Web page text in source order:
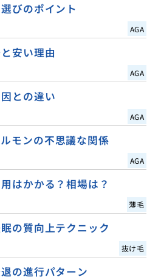
びのポイント
AGA
安い理由
AGA
との違い
AGA
モンの不思議な関係
AGA
はかかる？相場は？
薄毛
の質向上テクニック
抜け毛
の進行パターン